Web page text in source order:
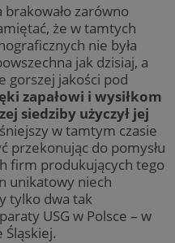
brakowało zarówno
że w tamtych
nie była
jak dzisiaj, a
gorszej jakości pod
zapałowi i wysiłkom
siedziby użyczył jej
w tamtym czasie
przekonując do pomysłu
firm produkujących tego
unikatowy niech
tylko dwa tak
USG w Polsce – w
Śląskiej.